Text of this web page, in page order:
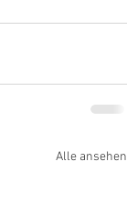
Alle ansehen